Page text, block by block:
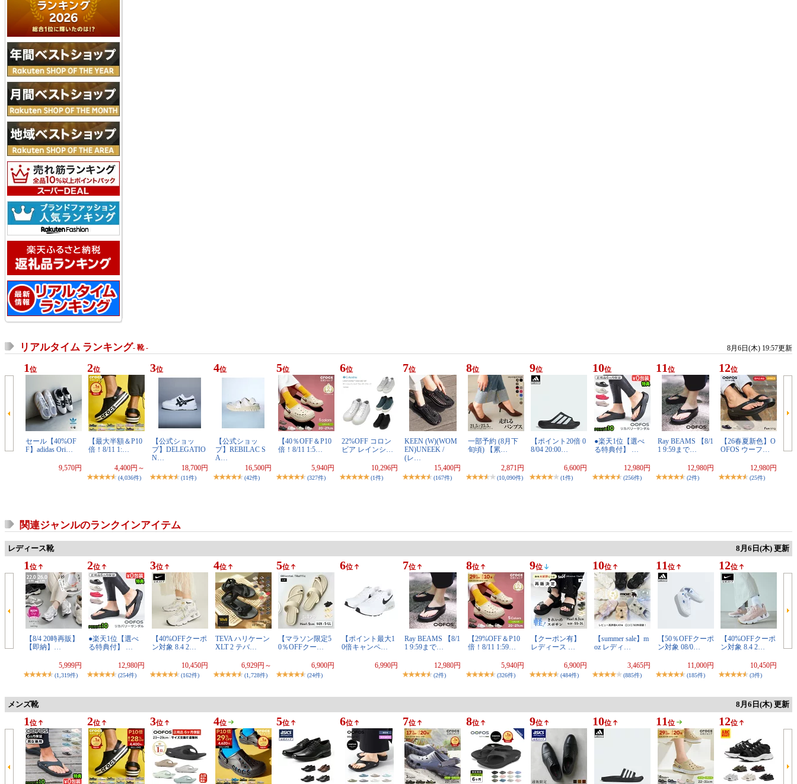
リアルタイム ランキング- 靴 - 8月6日(木) 19:57更新
1 位
セール【40%OF
F】adidas Ori…
9,570円
2位
【最大半額＆P10
倍！8/11 1:…
4,400円～
(4,036件)
3位
【公式ショッ
プ】DELEGATIO
N…
18,700円
(11件)
4位
【公式ショッ
プ】REBILAC S
A…
16,500円
(42件)
5位
【40％OFF＆P10
倍！8/11 1:5…
5,940円
(327件)
6位
22%OFF コロン
ビア レインシ…
10,296円
(1件)
7位
KEEN (W)(WOM
EN)UNEEK /
(レ…
15,400円
(167件)
8位
一部予約 (8月下
旬頃) 【累…
2,871円
(10,090件)
9位
【ポイント20倍 0
8/04 20:00…
6,600円
(1件)
10位
●楽天1位【選べ
る特典付】 …
12,980円
(256件)
11 位
Ray BEAMS 【8/1
1 9:59まで…
12,980円
(2件)
12位
【26春夏新色】O
OFOS ウーフ…
12,980円
(25件)
関連ジャンルのランクインアイテム
レディース靴 8月6日(木) 更新
1 位
【8/4 20時再販】
【即納】…
5,999円
(1,319件)
2位
●楽天1位【選べ
る特典付】 …
12,980円
(254件)
3位
【40%OFFクーポ
ン対象 8.4 2…
10,450円
(162件)
4位
TEVA ハリケーン
XLT 2 テバ…
6,929円～
(1,728件)
5位
【マラソン限定5
0％OFFクー…
6,900円
(24件)
6位
【ポイント最大1
0倍キャンペ…
6,990円
7位
Ray BEAMS 【8/1
1 9:59まで…
12,980円
(2件)
8位
【29%OFF＆P10
倍！8/11 1:59…
5,940円
(326件)
9位
【クーポン有】
レディース …
6,900円
(484件)
10位
【summer sale】m
oz レディ…
3,465円
(885件)
11 位
【50％OFFクーポ
ン対象 08/0…
11,000円
(185件)
12位
【40%OFFクーポ
ン対象 8.4 2…
10,450円
(3件)
メンズ靴 8月6日(木) 更新
1 位 2位 3位 4位 5位 6位 7位 8位 9位 10位 11 位 12位